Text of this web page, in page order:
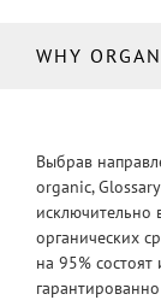
WHY
Выбрав
organic,
исключительно
органических
на 95%